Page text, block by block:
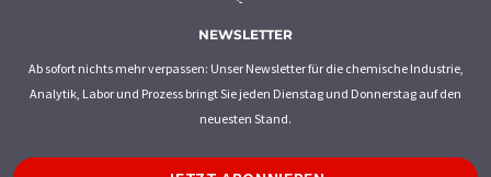
NEWSLETTER
Ab sofort nichts mehr verpassen: Unser Newsletter für die chemische Industrie,
Analytik, Labor und Prozess bringt Sie jeden Dienstag und Donnerstag auf den
neuesten Stand.